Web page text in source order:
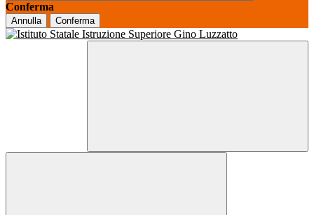
Conferma
Annulla Conferma